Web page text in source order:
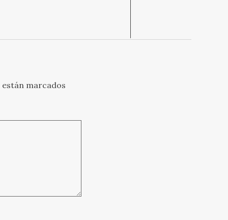
marcados